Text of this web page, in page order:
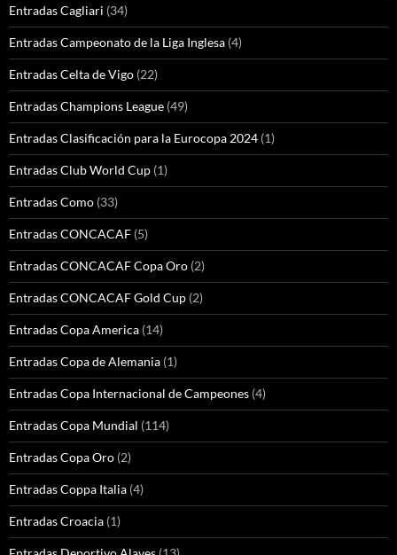
Entradas Cagliari (34)
Entradas Campeonato de la Liga Inglesa (4)
Entradas Celta de Vigo (22)
Entradas Champions League (49)
Entradas Clasificación para la Eurocopa 2024 (1)
Entradas Club World Cup (1)
Entradas Como (33)
Entradas CONCACAF (5)
Entradas CONCACAF Copa Oro (2)
Entradas CONCACAF Gold Cup (2)
Entradas Copa America (14)
Entradas Copa de Alemania (1)
Entradas Copa Internacional de Campeones (4)
Entradas Copa Mundial (114)
Entradas Copa Oro (2)
Entradas Coppa Italia (4)
Entradas Croacia (1)